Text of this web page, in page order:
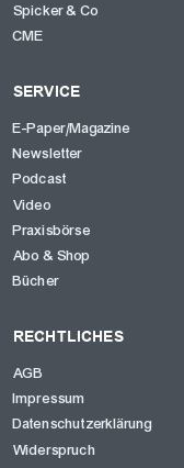
Spicker & Co
CME
SERVICE
E-Paper/Magazine
Newsletter
Podcast
Video
Praxisbörse
Abo & Shop
Bücher
RECHTLICHES
AGB
Impressum
Datenschutzerklärung
Widerspruch